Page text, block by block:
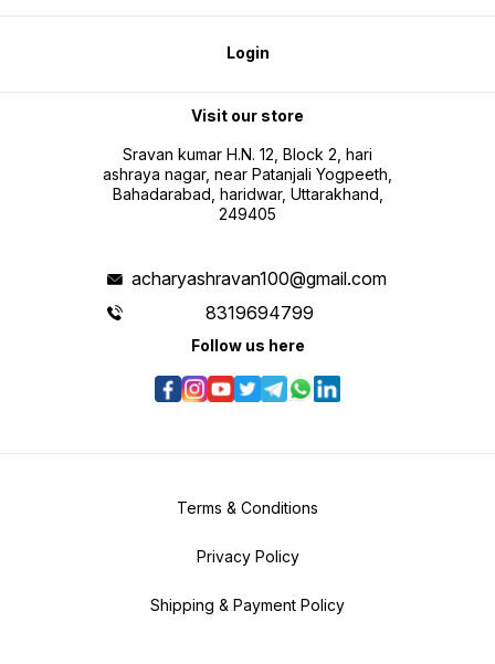
Login
Visit our store
Sravan kumar H.N. 12, Block 2, hari
ashraya nagar, near Patanjali Yogpeeth,
Bahadarabad, haridwar, Uttarakhand,
249405
acharyashravan100@gmail.com
8319694799
Follow us here
Terms & Conditions
Privacy Policy
Shipping & Payment Policy